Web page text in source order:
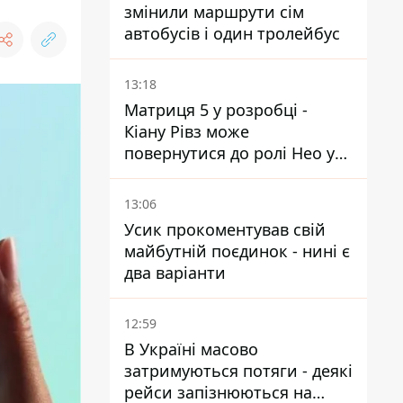
змінили маршрути сім
автобусів і один тролейбус
13:18
Матриця 5 у розробці -
Кіану Рівз може
повернутися до ролі Нео у
п'ятій частині
13:06
Усик прокоментував свій
майбутній поєдинок - нині є
два варіанти
12:59
В Україні масово
затримуються потяги - деякі
рейси запізнюються на